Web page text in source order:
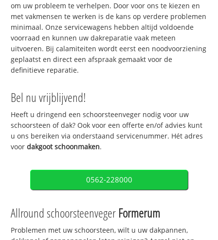
om uw probleem te verhelpen. Door voor ons te kiezen en
met vakmensen te werken is de kans op verdere problemen
minimaal. Onze servicewagens hebben altijd voldoende
voorraad en kunnen uw dakreparatie vaak meteen
uitvoeren. Bij calamiteiten wordt eerst een noodvoorziening
geplaatst en direct een afspraak gemaakt voor de
definitieve reparatie.
Bel nu vrijblijvend!
Heeft u dringend een schoorsteenveger nodig voor uw
schoorsteen of dak? Ook voor een offerte en/of advies kunt
u ons bereiken via onderstaand servicenummer. Hét adres
voordakgoot schoonmaken.
0562-228000
Allround schoorsteenveger Formerum
Problemen met uw schoorsteen, wilt u uw dakpannen,